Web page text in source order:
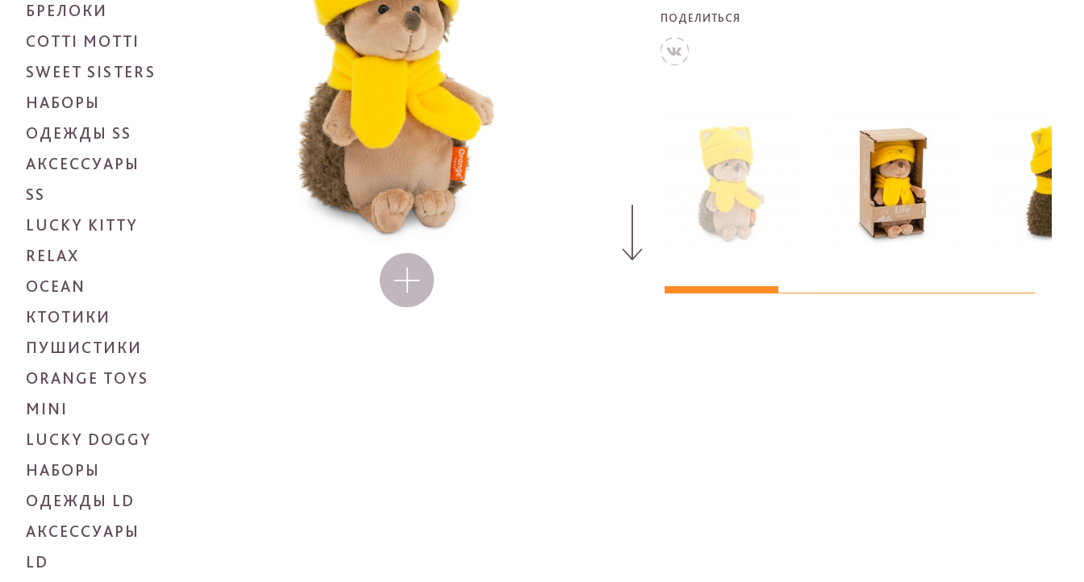
БРЕЛОКИ
COTTI MOTTI
SWEET SISTERS
НАБОРЫ
ОДЕЖДЫ SS
АКСЕССУАРЫ
SS
LUCKY KITTY
RELAX
OCEAN
КТОТИКИ
ПУШИСТИКИ
ORANGE TOYS
MINI
LUCKY DOGGY
НАБОРЫ
ОДЕЖДЫ LD
АКСЕССУАРЫ
LD
ПОДЕЛИТЬСЯ